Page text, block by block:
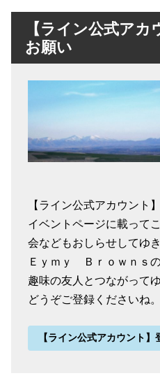
【ライン公式ア
お願い
【ライン公式アカウント
イベントページに載って
会などもおしらせしてゆき
Ｅｙｍｙ Ｂｒｏｗｎｓ
趣味の友人とつながってゆ
どうぞご登録くださいね。
【ライン公式アカウント